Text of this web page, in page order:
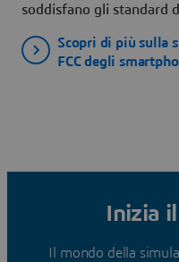
soddisfano gli standard
Scopri di più sulla
FCC degli
Inizia
Il mondo della